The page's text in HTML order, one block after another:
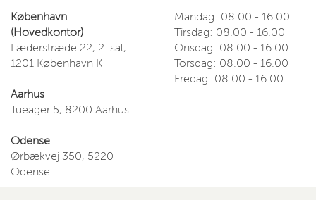
København
(Hovedkontor)
Læderstræde 22, 2. sal,
1201 København K
Aarhus
Tueager 5, 8200 Aarhus
Odense
Ørbækvej 350, 5220
Odense
Mandag: 08.00 - 16.00
Tirsdag: 08.00 - 16.00
Onsdag: 08.00 - 16.00
Torsdag: 08.00 - 16.00
Fredag: 08.00 - 16.00